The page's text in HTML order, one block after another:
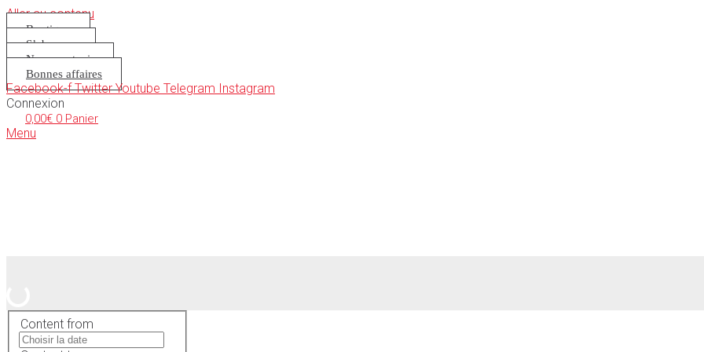
Aller au contenu
Boutique
S’abonner
Nous soutenir
Bonnes affaires
Facebook-f Twitter Youtube Telegram Instagram
Connexion
0,00€ 0 Panier
Menu
Content from